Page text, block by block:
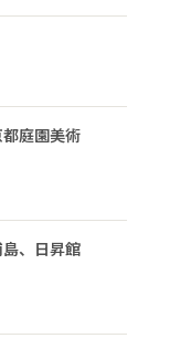
庭園美術
、日昇館